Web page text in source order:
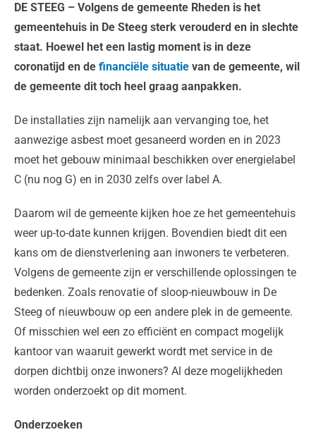
DE STEEG – Volgens de gemeente Rheden is het
gemeentehuis in De Steeg sterk verouderd en in slechte
staat. Hoewel het een lastig moment is in deze
coronatijd en de financiële situatie van de gemeente, wil
de gemeente dit toch heel graag aanpakken.
De installaties zijn namelijk aan vervanging toe, het
aanwezige asbest moet gesaneerd worden en in 2023
moet het gebouw minimaal beschikken over energielabel
C (nu nog G) en in 2030 zelfs over label A.
Daarom wil de gemeente kijken hoe ze het gemeentehuis
weer up-to-date kunnen krijgen. Bovendien biedt dit een
kans om de dienstverlening aan inwoners te verbeteren.
Volgens de gemeente zijn er verschillende oplossingen te
bedenken. Zoals renovatie of sloop-nieuwbouw in De
Steeg of nieuwbouw op een andere plek in de gemeente.
Of misschien wel een zo efficiënt en compact mogelijk
kantoor van waaruit gewerkt wordt met service in de
dorpen dichtbij onze inwoners? Al deze mogelijkheden
worden onderzoekt op dit moment.
Onderzoeken